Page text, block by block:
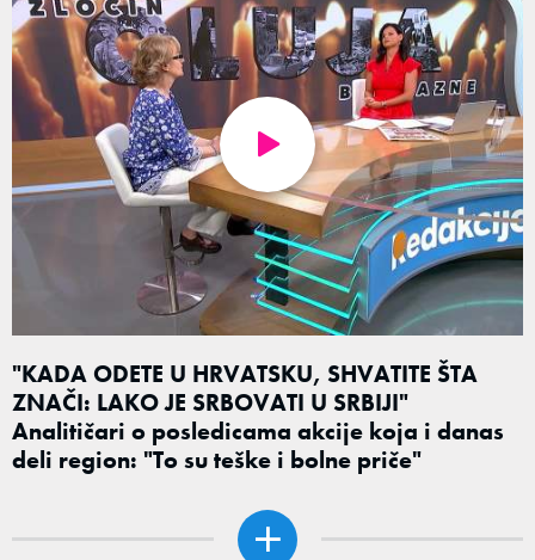
"KADA ODETE U HRVATSKU, SHVATITE ŠTA
ZNAČI: LAKO JE SRBOVATI U SRBIJI"
Analitičari o posledicama akcije koja i danas
deli region: "To su teške i bolne priče"